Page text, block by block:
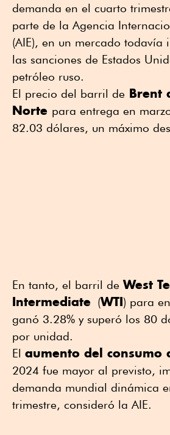
demanda en el cuarto
parte de la Agencia
(AIE), en un mercado todavía
las sanciones de Estados
petróleo ruso.
El precio del barril de Brent
Norte para entrega en
82.03 dólares, un máximo
En tanto, el barril deWest
Intermediate (WTI) para
ganó 3.28% y superó los 80
por unidad.
El aumento del consumo
2024 fue mayor al previsto,
demanda mundial dinámica
trimestre, consideró la AIE.